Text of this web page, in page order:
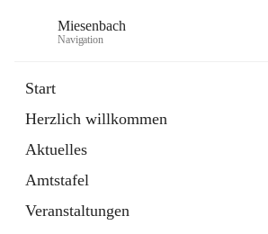
Miesenbach
Navigation
Start
Herzlich willkommen
Aktuelles
Amtstafel
Veranstaltungen
Externe Webseite
in
Tab
Region Schneebergland
Externe Webseite
öffnet
in
neuem